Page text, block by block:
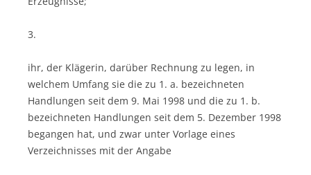
3.
ihr, der Klägerin, darüber Rechnung zu legen, in
welchem Umfang sie die zu 1. a. bezeichneten
Handlungen seit dem 9. Mai 1998 und die zu 1. b.
bezeichneten Handlungen seit dem 5. Dezember 1998
begangen hat, und zwar unter Vorlage eines
Verzeichnisses mit der Angabe